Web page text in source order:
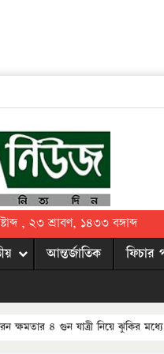
, ২৩ শ্রাবণ, ১৪৩৩ বঙ্গাব্দ
আন্তর্জাতিক ফিচার
ক্ষমতার ৪ গুন যাত্রী নিয়ে ঝুকির